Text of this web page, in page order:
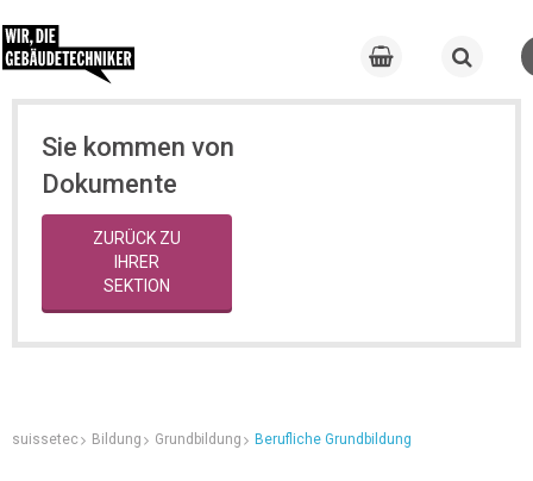
Sie kommen von
Dokumente
ZURÜCK ZU
IHRER
SEKTION
suissetec Bildung Grundbildung Berufliche Grundbildung